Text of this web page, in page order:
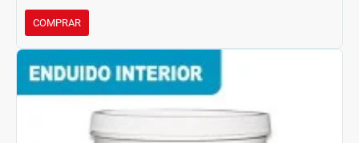
COMPRAR